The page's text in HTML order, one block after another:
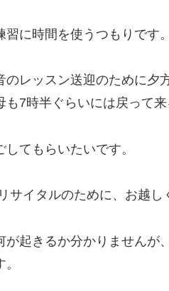
に時間を使うつもりです。
のレッスン送迎のために
7時半ぐらいには戻って来
てもらいたいです。
サイタルのために、お越し
が起きるか分かりませんが